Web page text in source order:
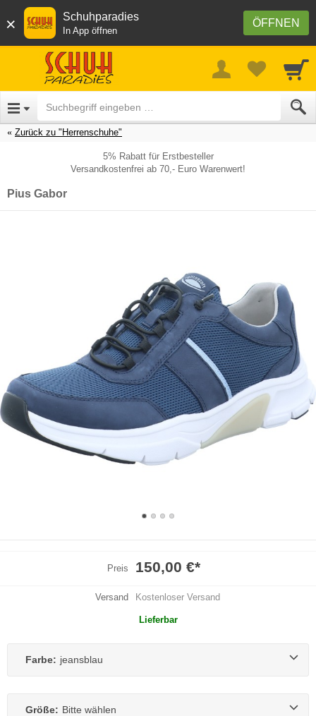
× ÖFFNEN
Schuhparadies
In App öffnen
Zurück zu "Herrenschuhe"
5% Rabatt für Erstbesteller
Versandkostenfrei ab 70,- Euro Warenwert!
Pius Gabor
Preis 150,00 €*
Versand Kostenloser Versand
Lieferbar
Farbe: jeansblau
Größe: Bitte wählen